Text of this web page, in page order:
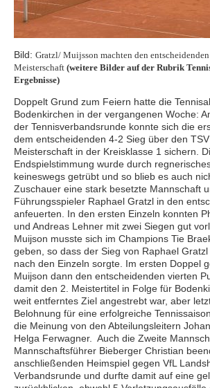
Bild: Gratzl/ Muijsson machten den
Meisterschaft (weitere Bilder auf der Rubrik
Ergebnisse)
Doppelt Grund zum Feiern hatte die
Bodenkirchen in der vergangenen Woche:
der Tennisverbandsrunde konnte sich die
dem entscheidenden 4-2 Sieg über den
Meisterschaft in der Kreisklasse 1 sichern.
Endspielstimmung wurde durch
keineswegs getrübt und so blieb es auch
Zuschauer eine stark besetzte Mannschaft
Führungsspieler Raphael Gratzl in den
anfeuerten. In den ersten Einzeln konnten
und Andreas Lehner mit zwei Siegen gut
Muijson musste sich im Champions Tie
geben, so dass der Sieg von Raphael
nach den Einzeln sorgte. Im ersten Doppel
Muijson dann den entscheidenden vierten
damit den 2. Meistertitel in Folge für
weit entferntes Ziel angestrebt war, aber
Belohnung für eine erfolgreiche
die Meinung von den Abteilungsleitern
Helga Ferwagner. Auch die Zweite
Mannschaftsführer Bieberger Christian
anschließenden Heimspiel gegen VfL
Verbandsrunde und durfte damit auf eine